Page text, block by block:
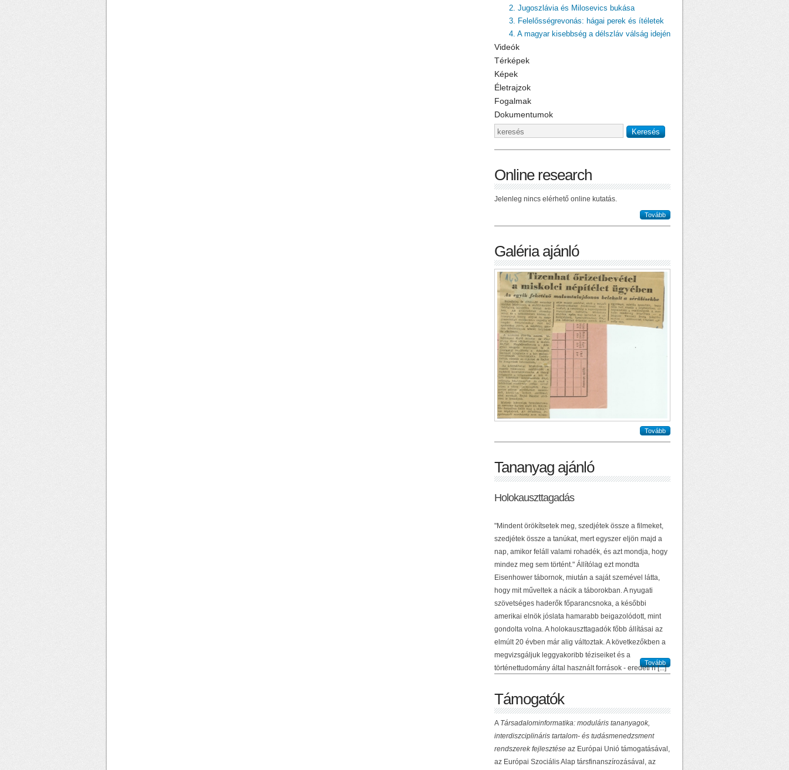
2. Jugoszlávia és Milosevics bukása
3. Felelősségrevonás: hágai perek és ítéletek
4. A magyar kisebbség a délszláv válság idején
Videók
Térképek
Képek
Életrajzok
Fogalmak
Dokumentumok
Online research
Jelenleg nincs elérhető online kutatás.
Tovább
Galéria ajánló
Tovább
Tananyag ajánló
Holokauszttagadás
"Mindent örökítsetek meg, szedjétek össze a filmeket,
szedjétek össze a tanúkat, mert egyszer eljön majd a
nap, amikor feláll valami rohadék, és azt mondja, hogy
mindez meg sem történt." Állítólag ezt mondta
Eisenhower tábornok, miután a saját szemével látta,
hogy mit műveltek a nácik a táborokban. A nyugati
szövetséges haderők főparancsnoka, a későbbi
amerikai elnök jóslata hamarabb beigazolódott, mint
gondolta volna. A holokauszttagadók főbb állításai az
elmúlt 20 évben már alig változtak. A következőkben a
megvizsgáljuk leggyakoribb téziseiket és a
történettudomány által használt források - eredeti n [...]
Tovább
Támogatók
A Társadalominformatika: moduláris tananyagok,
interdiszciplináris tartalom- és tudásmenedzsment
rendszerek fejlesztése az Európai Unió támogatásával,
az Európai Szociális Alap társfinanszírozásával, az